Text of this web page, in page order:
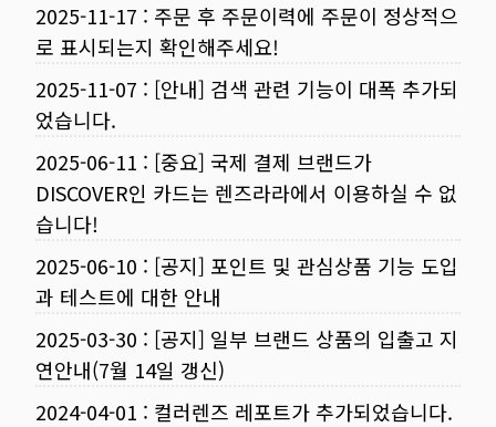
2025-11-17 : 주문 후 주문이력에 주문이 정상적으
로 표시되는지 확인해주세요!
2025-11-07 : [안내] 검색 관련 기능이 대폭 추가되
었습니다.
2025-06-11 : [중요] 국제 결제 브랜드가
DISCOVER인 카드는 렌즈라라에서 이용하실 수 없
습니다!
2025-06-10 : [공지] 포인트 및 관심상품 기능 도입
과 테스트에 대한 안내
2025-03-30 : [공지] 일부 브랜드 상품의 입출고 지
연안내(7월 14일 갱신)
2024-04-01 : 컬러렌즈 레포트가 추가되었습니다.